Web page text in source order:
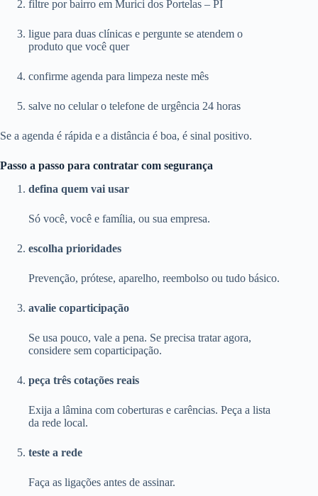
filtre por bairro em Murici dos Portelas – PI
ligue para duas clínicas e pergunte se atendem o
produto que você quer
confirme agenda para limpeza neste mês
salve no celular o telefone de urgência 24 horas
Se a agenda é rápida e a distância é boa, é sinal positivo.
Passo a passo para contratar com segurança
defina quem vai usar
Só você, você e família, ou sua empresa.
escolha prioridades
Prevenção, prótese, aparelho, reembolso ou tudo básico.
avalie coparticipação
Se usa pouco, vale a pena. Se precisa tratar agora,
considere sem coparticipação.
peça três cotações reais
Exija a lâmina com coberturas e carências. Peça a lista
da rede local.
teste a rede
Faça as ligações antes de assinar.